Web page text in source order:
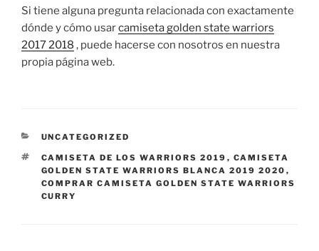
Si tiene alguna pregunta relacionada con exactamente
dónde y cómo usarcamiseta golden state warriors
2017 2018 , puede hacerse con nosotros en nuestra
propia página web.
CATEGORÍAS
UNCATEGORIZED
ETIQUETAS
CAMISETA DE LOS WARRIORS 2019 , CAMISETA
GOLDEN STATE WARRIORS BLANCA 2019 2020 ,
COMPRAR CAMISETA GOLDEN STATE WARRIORS
CURRY